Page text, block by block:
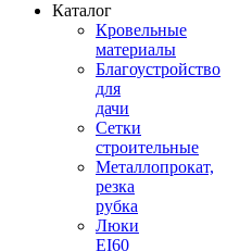
Каталог
Кровельные
материалы
Благоустройство
для
дачи
Сетки
строительные
Металлопрокат,
резка
рубка
Люки
EI60